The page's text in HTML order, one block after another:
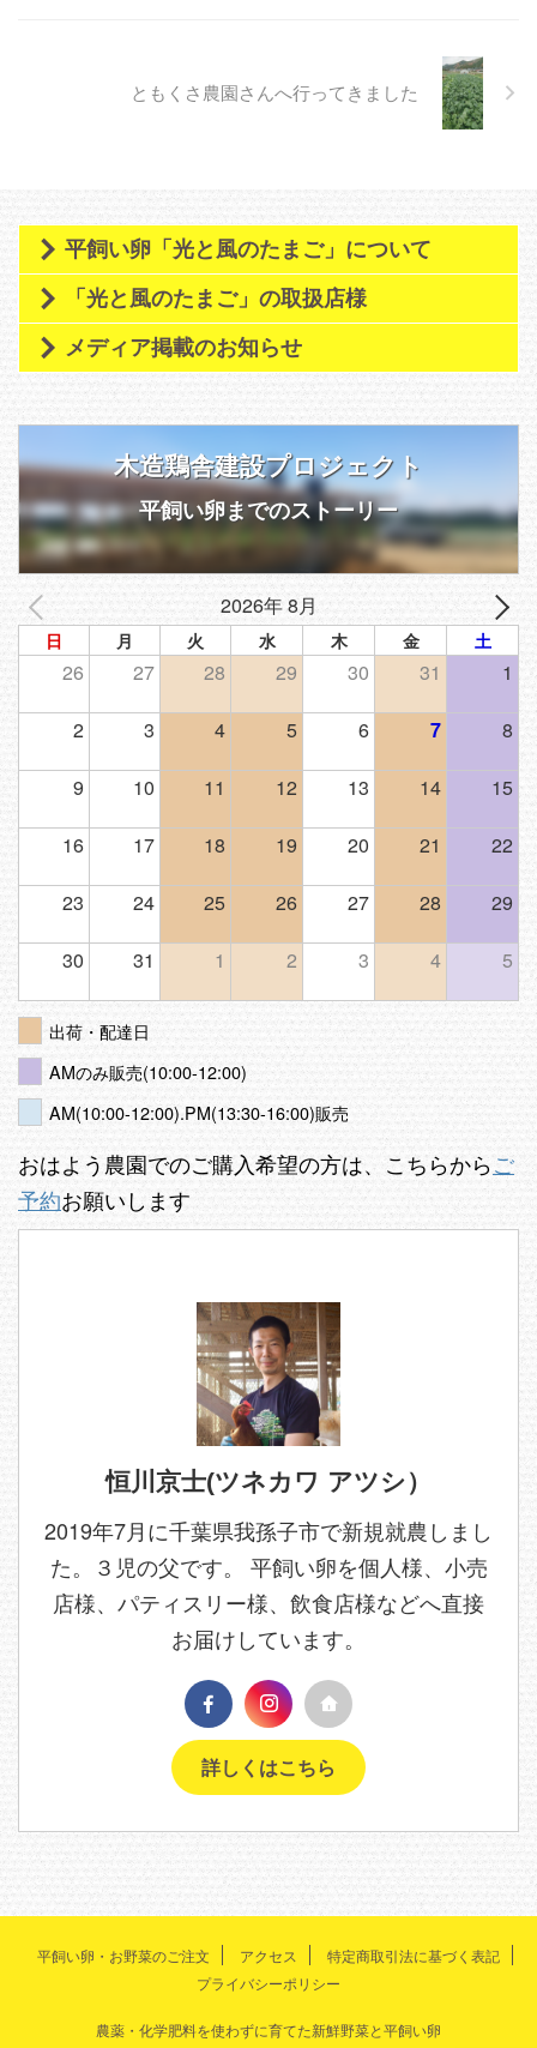
の日が続くと種が腐ってしま ...
ともくさ農園さんへ行ってきました
平飼い卵「光と風のたまご」について
「光と風のたまご」の取扱店様
メディア掲載のお知らせ
木造鶏舎建設プロジェクト
平飼い卵までのストーリー
2026年 8月
日 月 火 水 木 金 土
26 27 28 29 30 31 1
2 3 4 5 6 7 8
9 10 11 12 13 14 15
16 17 18 19 20 21 22
23 24 25 26 27 28 29
30 31 1 2 3 4 5
出荷・配達日
AMのみ販売(10:00-12:00)
AM(10:00-12:00).PM(13:30-16:00)販売
おはよう農園でのご購入希望の方は、こちらからご
予約お願いします
恒川京士(ツネカワ アツシ）
2019年7月に千葉県我孫子市で新規就農しまし
た。３児の父です。 平飼い卵を個人様、小売
店様、パティスリー様、飲食店様などへ直接
お届けしています。
詳しくはこちら
平飼い卵・お野菜のご注文 アクセス
特定商取引法に基づく表記
プライバシーポリシー
農薬・化学肥料を使わずに育てた新鮮野菜と平飼い卵